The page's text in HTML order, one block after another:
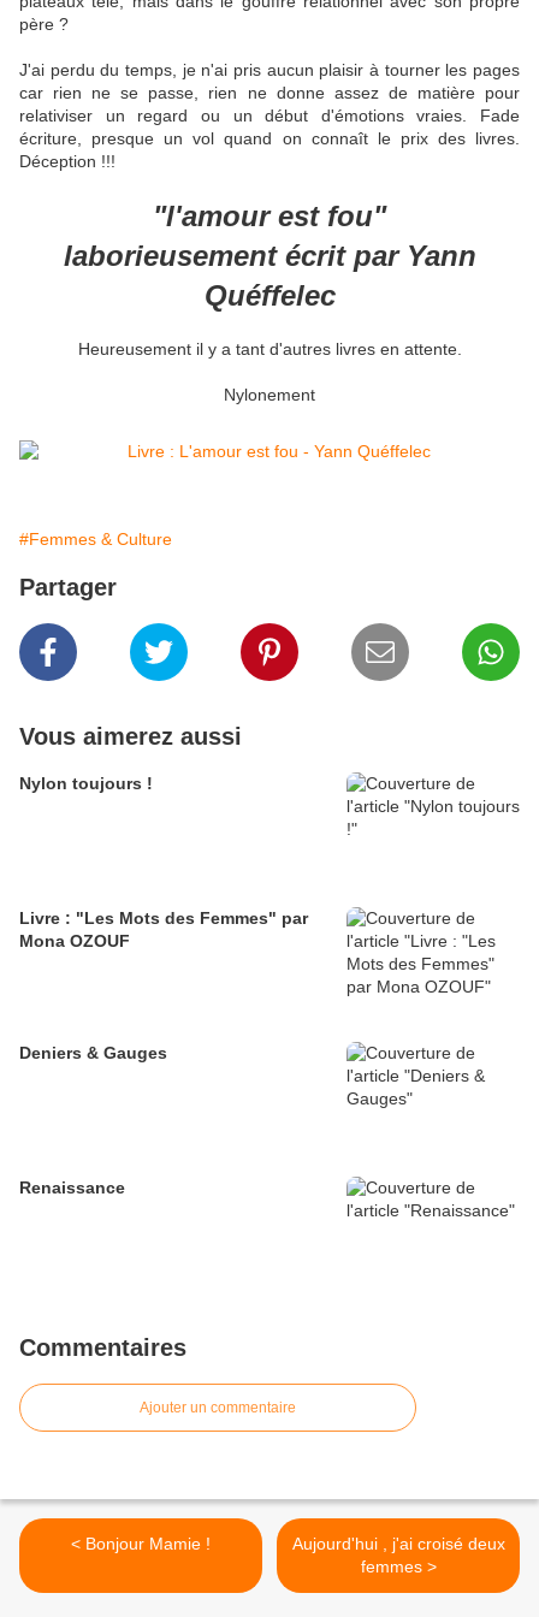
père ?
J'ai perdu du temps, je n'ai pris aucun plaisir à tourner les pages
car rien ne se passe, rien ne donne assez de matière pour
relativiser un regard ou un début d'émotions vraies. Fade
écriture, presque un vol quand on connaît le prix des livres.
Déception !!!
"l'amour est fou"
laborieusement écrit par Yann
Quéffelec
Heureusement il y a tant d'autres livres en attente.
Nylonement
#Femmes & Culture
Partager
Vous aimerez aussi
Nylon toujours !
Livre : "Les Mots des Femmes" par
Mona OZOUF
Deniers & Gauges
Renaissance
Commentaires
Ajouter un commentaire
< Bonjour Mamie !
Aujourd'hui , j'ai croisé deux
femmes >